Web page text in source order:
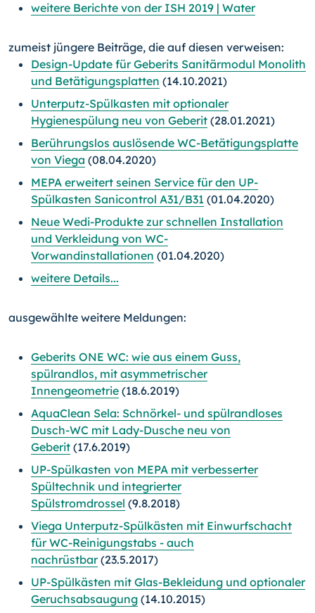
weitere Berichte von der ISH 2019 | Water
zumeist jüngere Beiträge, die auf diesen verweisen:
Design-Update für Geberits Sanitärmodul Monolith
und Betätigungsplatten (14.10.2021)
Unterputz-Spülkasten mit optionaler
Hygienespülung neu von Geberit (28.01.2021)
Berührungslos auslösende WC-Betätigungsplatte
von Viega (08.04.2020)
MEPA erweitert seinen Service für den UP-
Spülkasten Sanicontrol A31/B31 (01.04.2020)
Neue Wedi-Produkte zur schnellen Installation
und Verkleidung von WC-
Vorwandinstallationen (01.04.2020)
weitere Details...
ausgewählte weitere Meldungen:
Geberits ONE WC: wie aus einem Guss,
spülrandlos, mit asymmetrischer
Innengeometrie (18.6.2019)
AquaClean Sela: Schnörkel- und spülrandloses
Dusch-WC mit Lady-Dusche neu von
Geberit (17.6.2019)
UP-Spülkasten von MEPA mit verbesserter
Spültechnik und integrierter
Spülstromdrossel (9.8.2018)
Viega Unterputz-Spülkästen mit Einwurfschacht
für WC-Reinigungstabs - auch
nachrüstbar(23.5.2017)
UP-Spülkästen mit Glas-Bekleidung und optionaler
Geruchsabsaugung (14.10.2015)